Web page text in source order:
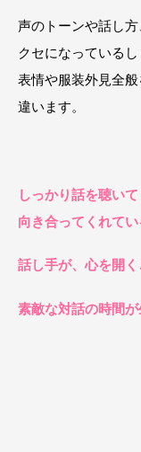
声のトーンや話し
クセになっているし
表情や服装外見全
違います。
しっかり話を聴いて
向き合ってくれて
話し手が、心を開く
素敵な対話の時間が